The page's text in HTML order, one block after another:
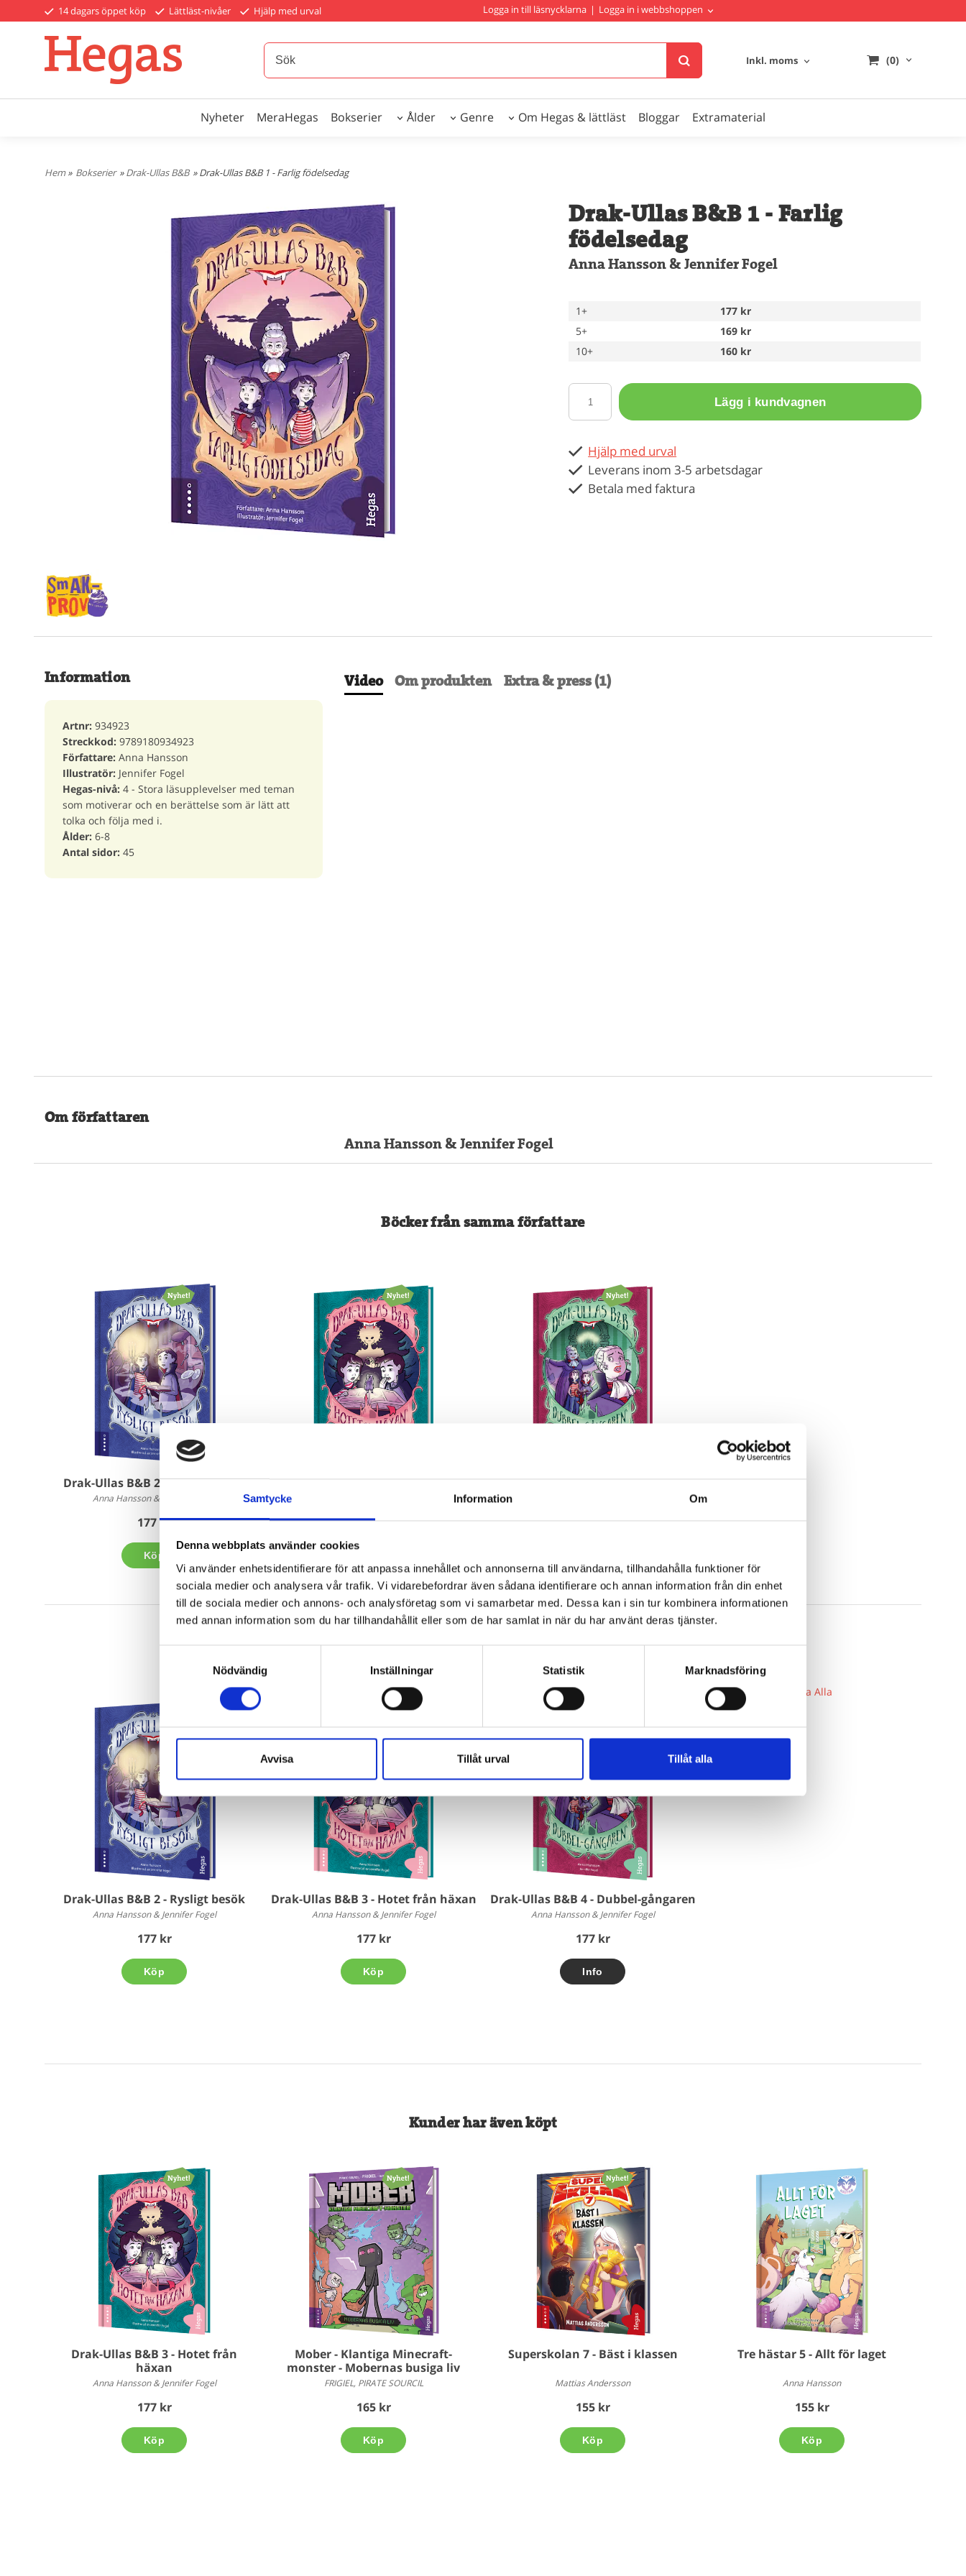
Samtycke Information Om
Denna webbplats använder cookies
Vi använder enhetsidentifierare för att anpassa innehållet och annonserna till användarna, tillhandahålla funktioner för
sociala medier och analysera vår trafik. Vi vidarebefordrar även sådana identifierare och annan information från din enhet
till de sociala medier och annons- och analysföretag som vi samarbetar med. Dessa kan i sin tur kombinera informationen
med annan information som du har tillhandahållit eller som de har samlat in när du har använt deras tjänster.
Nödvändig
Inställningar Statistik Marknadsföring
Avvisa Tillåt urval Tillåt alla
14 dagars öppet köp Lättläst-nivåer Hjälp med urval Logga in till läsnycklarna | Logga in i webbshoppen
Inkl. moms (0)
Nyheter MeraHegas Bokserier Ålder Genre Om Hegas & lättläst Bloggar Extramaterial
Hem» Bokserier »Drak-Ullas B&B » Drak-Ullas B&B 1 - Farlig födelsedag
Drak-Ullas B&B 1 - Farlig
födelsedag
Anna Hansson & Jennifer Fogel
1+
177 kr
5+
169 kr
10+
160 kr
Lägg i kundvagnen
Hjälp med urval
Leverans inom 3-5 arbetsdagar
Betala med faktura
Information
Artnr: 934923
Streckkod: 9789180934923
Författare: Anna Hansson
Illustratör: Jennifer Fogel
Hegas-nivå: 4 - Stora läsupplevelser med teman
som motiverar och en berättelse som är lätt att
tolka och följa med i.
Ålder: 6-8
Antal sidor: 45
Video Om produkten Extra & press (1)
Om författaren
Anna Hansson & Jennifer Fogel
Böcker från samma författare
Drak-Ullas B&B 2 - Rysligt besök
Anna Hansson & Jennifer Fogel
177 kr
Köp
Drak-Ullas B&B 3 - Hotet från häxan
177 kr
Drak-Ullas B&B 4 - Dubbel-gångaren
177 kr
Böcker inom samma kategori
Drak-Ullas B&B 2 - Rysligt besök
Anna Hansson & Jennifer Fogel
177 kr
Köp
Drak-Ullas B&B 3 - Hotet från häxan
Anna Hansson & Jennifer Fogel
177 kr
Köp
Drak-Ullas B&B 4 - Dubbel-gångaren
Anna Hansson & Jennifer Fogel
177 kr
Visa Alla
Kunder har även köpt
Drak-Ullas B&B 3 - Hotet från
häxan
Anna Hansson & Jennifer Fogel
177 kr
Köp
Mober - Klantiga Minecraft-
monster - Mobernas busiga liv
FRIGIEL, PIRATE SOURCIL
165 kr
Köp
Superskolan 7 - Bäst i klassen
Mattias Andersson
155 kr
Köp
Tre hästar 5 - Allt för laget
Anna Hansson
155 kr
Köp